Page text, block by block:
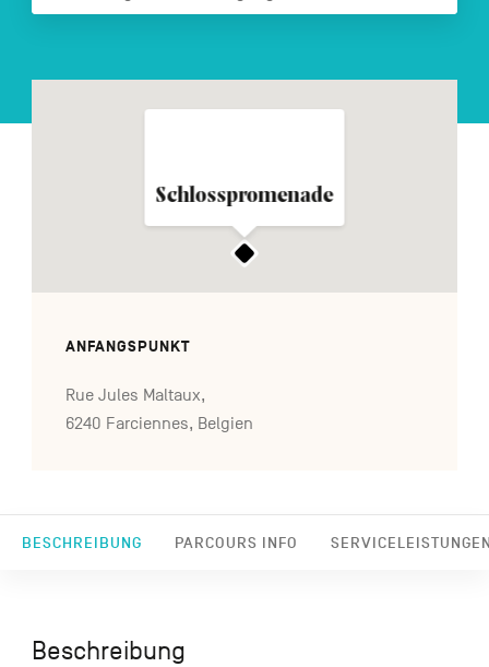
FR NL EN
Navigation
BESCHREIBUNG PARCOURS INFO
Schlosspromenade
ANFANGSPUNKT
Rue Jules Maltaux,
6240 Farciennes, Belgien
Beschreibung